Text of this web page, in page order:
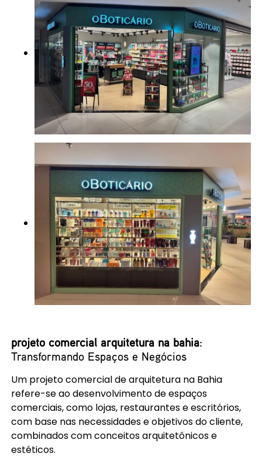
projeto comercial arquitetura na bahia:
Transformando Espaços e Negócios
Um projeto comercial de arquitetura na Bahia
refere-se ao desenvolvimento de espaços
comerciais, como lojas, restaurantes e escritórios,
com base nas necessidades e objetivos do cliente,
combinados com conceitos arquitetônicos e
estéticos.